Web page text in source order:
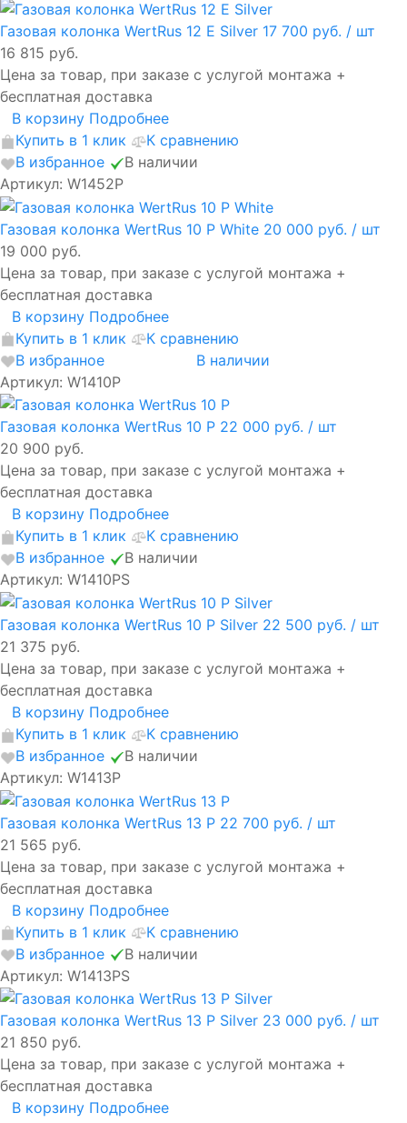
Газовая колонка WertRus 12 E Silver 17 700 руб. / шт
16 815 руб.
Цена за товар, при заказе с услугой монтажа +
бесплатная доставка
В корзину Подробнее
Купить в 1 клик
К сравнению
В избранное
В наличии
Артикул: W1452P
Газовая колонка WertRus 10 Р White 20 000 руб. / шт
19 000 руб.
Цена за товар, при заказе с услугой монтажа +
бесплатная доставка
В корзину Подробнее
Купить в 1 клик
К сравнению
В избранное
В наличии
Артикул: W1410P
Газовая колонка WertRus 10 P 22 000 руб. / шт
20 900 руб.
Цена за товар, при заказе с услугой монтажа +
бесплатная доставка
В корзину Подробнее
Купить в 1 клик
К сравнению
В избранное
В наличии
Артикул: W1410PS
Газовая колонка WertRus 10 P Silver 22 500 руб. / шт
21 375 руб.
Цена за товар, при заказе с услугой монтажа +
бесплатная доставка
В корзину Подробнее
Купить в 1 клик
К сравнению
В избранное
В наличии
Артикул: W1413P
Газовая колонка WertRus 13 P 22 700 руб. / шт
21 565 руб.
Цена за товар, при заказе с услугой монтажа +
бесплатная доставка
В корзину Подробнее
Купить в 1 клик
К сравнению
В избранное
В наличии
Артикул: W1413PS
Газовая колонка WertRus 13 P Silver 23 000 руб. / шт
21 850 руб.
Цена за товар, при заказе с услугой монтажа +
бесплатная доставка
В корзину Подробнее